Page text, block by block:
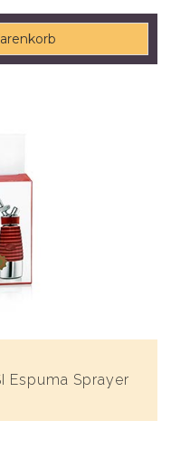
Espuma Sprayer